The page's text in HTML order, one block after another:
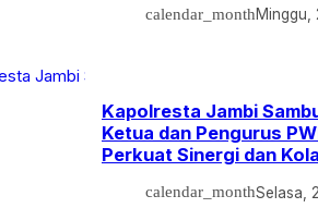
calendar_monthMinggu,
Kapolresta Jambi
Ketua dan Pengurus
Perkuat Sinergi dan
calendar_monthSelasa,